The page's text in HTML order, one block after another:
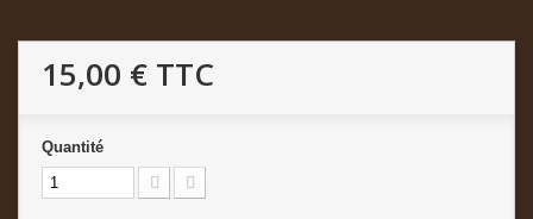
15,00 € TTC
Quantité